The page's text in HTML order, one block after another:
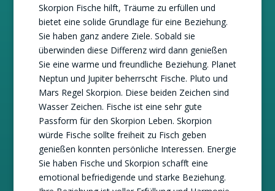
Skorpion Fische hilft, Träume zu erfüllen und
bietet eine solide Grundlage für eine Beziehung.
Sie haben ganz andere Ziele. Sobald sie
überwinden diese Differenz wird dann genießen
Sie eine warme und freundliche Beziehung. Planet
Neptun und Jupiter beherrscht Fische. Pluto und
Mars Regel Skorpion. Diese beiden Zeichen sind
Wasser Zeichen. Fische ist eine sehr gute
Passform für den Skorpion Leben. Skorpion
würde Fische sollte freiheit zu Fisch geben
genießen konnten persönliche Interessen. Energie
Sie haben Fische und Skorpion schafft eine
emotional befriedigende und starke Beziehung.
ELA/ Pin 151
Der Betrieber ist zurzeit besetzt
TECHNIKEN:astrologija, tarot, numerološki tarot,